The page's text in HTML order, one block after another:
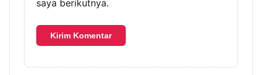
saya berikutnya.